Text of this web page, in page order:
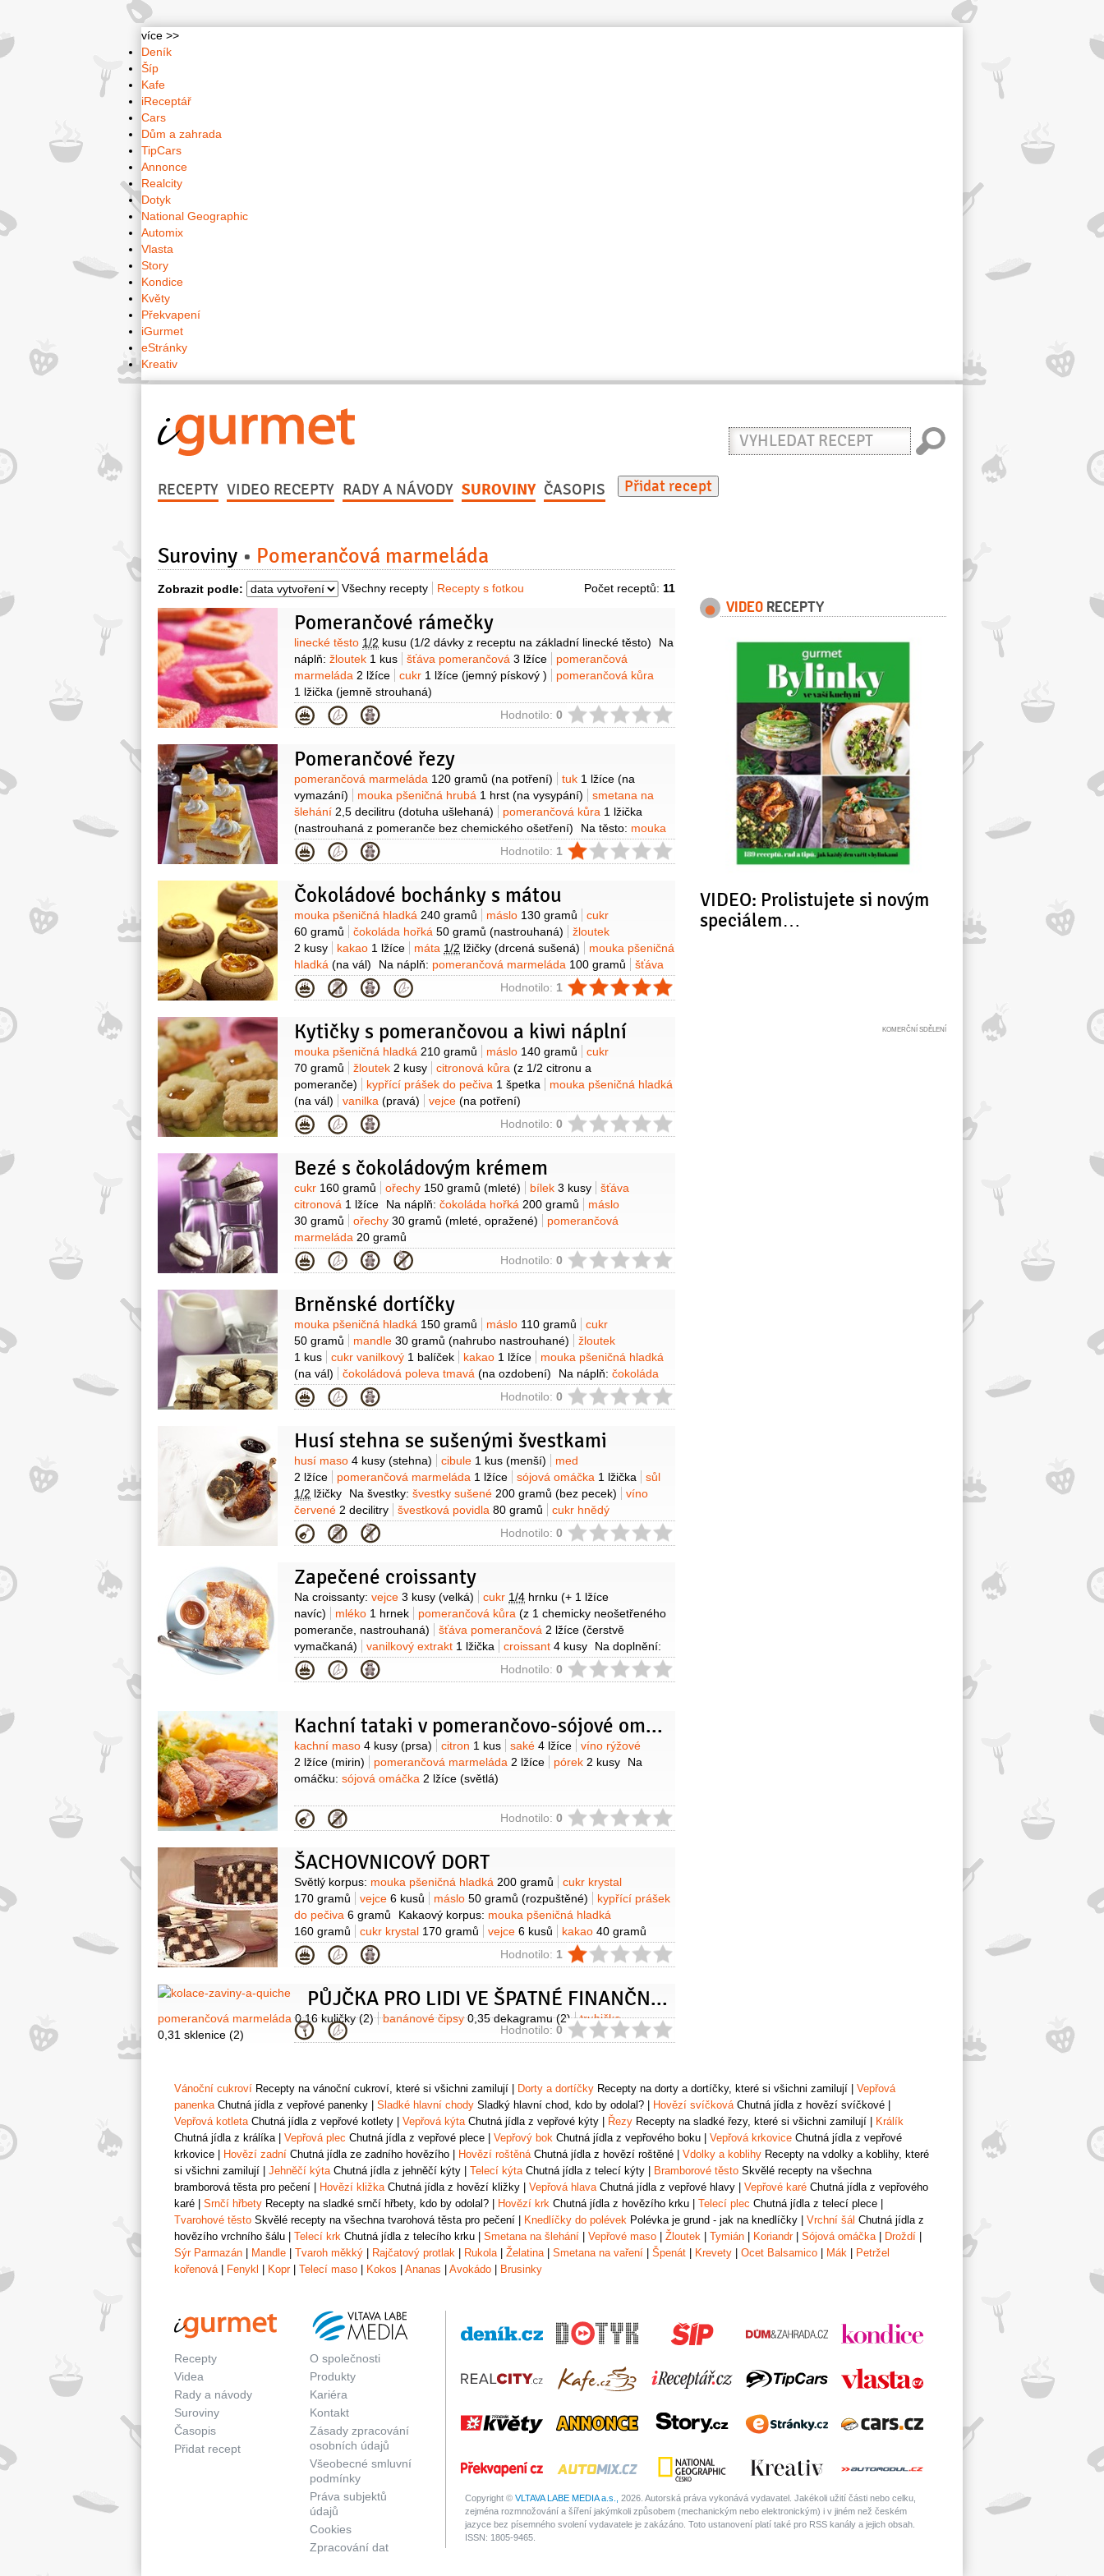
více >>
Deník
Šíp
Kafe
iReceptář
Cars
Dům a zahrada
TipCars
Annonce
Realcity
Dotyk
National Geographic
Automix
Vlasta
Story
Kondice
Květy
Překvapení
iGurmet
eStránky
Kreativ
Vyhledat
recept
RECEPTY VIDEO RECEPTY RADY A NÁVODY SUROVINY ČASOPIS Přidat recept
Suroviny Pomerančová marmeláda
Zobrazit podle: Všechny recepty Recepty s fotkou Počet receptů: 11
Pomerančové rámečky
Suroviny
linecké těsto 1/2 kusu (1/2 dávky z receptu na základní linecké těsto)
Na
náplň: žloutek 1 kus šťáva pomerančová 3 lžíce
pomerančová
marmeláda 2 lžíce cukr 1 lžíce (jemný pískový )
pomerančová kůra
1 lžička (jemně strouhaná)
Kategorie Hodnotilo: 0
Pomerančové řezy
Suroviny
pomerančová marmeláda 120 gramů (na potření) tuk 1 lžíce (na
vymazání)
mouka pšeničná hrubá 1 hrst (na vysypání)
smetana na
šlehání 2,5 decilitru (dotuha ušlehaná) pomerančová kůra 1 lžička
(nastrouhaná z pomeranče bez chemického ošetření)
Na těsto: mouka
pšeničná polohrubá
1 hrnek ( pískový)
olej
1,8 decilitru
vejce4 kusy cukr vanilkový1 balení
kypřící prášek do
)
cukr moučkový180 gramů pudinkový prášek vanilkový
1 lžíce
(pomerančový, nebo rum) Na rosol:
džus pomerančový
5 decilitrů
cukr moučkový 60 gramů želatina 1,5 balení (mletá )
Kategorie Hodnotilo: 1
Čokoládové bochánky s mátou
Suroviny
mouka pšeničná hladká 240 gramů máslo 130 gramů
cukr
60 gramů
čokoláda hořká 50 gramů (nastrouhaná)
žloutek
2 kusy
kakao 1 lžíce máta 1/2 lžičky (drcená sušená)
mouka pšeničná
hladká (na vál) Na náplň: pomerančová marmeláda 100 gramů
šťáva
pomerančová3 lžíce cukr pomerančová kůra1 lžíce (nakrájená
na delší proužky)
Kategorie Hodnotilo: 1
Kytičky s pomerančovou a kiwi náplní
Suroviny
mouka pšeničná hladká 210 gramů máslo 140 gramů
cukr
70 gramů
žloutek 2 kusy citronová kůra (z 1/2 citronu a
pomeranče)
kypřící prášek do pečiva 1 špetka
mouka pšeničná hladká
(na vál)
vanilka (pravá) vejce (na potření)
Kategorie Hodnotilo: 0
Bezé s čokoládovým krémem
Suroviny
cukr 160 gramů ořechy 150 gramů (mleté) bílek 3 kusy
šťáva
citronová 1 lžíce Na náplň: čokoláda hořká 200 gramů
máslo
30 gramů
ořechy 30 gramů (mleté, opražené)
pomerančová
marmeláda 20 gramů
Kategorie Hodnotilo: 0
Brněnské dortíčky
Suroviny
mouka pšeničná hladká 150 gramů máslo 110 gramů
cukr
50 gramů
mandle 30 gramů (nahrubo nastrouhané)
žloutek
1 kus
cukr vanilkový 1 balíček kakao 1 lžíce
mouka pšeničná hladká
(na vál)
čokoládová poleva tmavá (na ozdobení) Na náplň: čokoláda
hořká
40 gramů pomerančová marmeláda 1 lžíce máslo1 lžička
Kategorie Hodnotilo: 0
Husí stehna se sušenými švestkami
Suroviny
husí maso 4 kusy (stehna) cibule 1 kus (menší)
med
2 lžíce
pomerančová marmeláda 1 lžíce sójová omáčka 1 lžička
sůl
1/2 lžičky Na švestky: švestky sušené 200 gramů (bez pecek)
víno
červené 2 decilitry švestková povidla 80 gramů
cukr hnědý
1 lžíce
pepř1 lžička skořice(celá, kousek)
hřebíček
5 kusů
badyán1 kus pomerančová kůra1 špetka (nastrouhaná) Na
(nakrájené)
mák100 gramů mrkev
2/3
decilitru cukr hnědý 1 lžíce olej olivový 1 lžíce sůl1 špetka
(na pečení)
Kategorie Hodnotilo: 0
Zapečené croissanty
Suroviny
Na croissanty: vejce 3 kusy (velká) cukr 1/4 hrnku (+ 1 lžíce
navíc)
mléko 1 hrnek pomerančová kůra (z 1 chemicky neošetřeného
pomeranče, nastrouhaná)
šťáva pomerančová 2 lžíce (čerstvě
vymačkaná)
vanilkový extrakt 1 lžička croissant 4 kusy
Na doplnění:
pomerančová marmeláda
voda 1/4 hrnku
Kategorie Hodnotilo: 0
Kachní tataki v pomerančovo-sójové omáčce
Suroviny
kachní maso 4 kusy (prsa) citron 1 kus saké 4 lžíce
víno rýžové
2 lžíce (mirin) pomerančová marmeláda 2 lžíce pórek 2 kusy
Na
omáčku: sójová omáčka 2 lžíce (světlá)
Kategorie Hodnotilo: 0
ŠACHOVNICOVÝ DORT
Suroviny
Světlý korpus: mouka pšeničná hladká 200 gramů
cukr krystal
170 gramů
vejce 6 kusů máslo 50 gramů (rozpuštěné)
kypřící prášek
do pečiva 6 gramů Kakaový korpus: mouka pšeničná hladká
160 gramů
cukr krystal 170 gramů vejce 6 kusů kakao 40 gramů
(holandské)
kypřící prášek do pečiva 6 gramů máslo50 gramů
(rozpuštěné)
Ganache: čokoláda hořká500 gramů (63%)
smetana na
600 gramů
voda(horká na rozředění) pomerančová kůra(z 1
pomeranče)
cukr krystal 50 gramů čokoláda hořká 100 gramů
Kategorie Hodnotilo: 1
PŮJČKA PRO LIDI VE ŠPATNÉ FINANČNÍ SITUACI.
Suroviny
pomerančová marmeláda0,16 kuličky (2) banánové čipsy0,35 dekagramu (2)
trubička
0,31 sklenice (2) Kategorie Hodnotilo: 0
VIDEO RECEPTY
VIDEO: Prolistujete si novým
speciálem…
Vánoční cukroví Recepty na vánoční cukroví, které si všichni zamilují Dorty a dortíčky Recepty na dorty a dortíčky, které si všichni zamilují
Vepřová
panenka Chutná jídla z vepřové panenky Sladké hlavní chody Sladký hlavní chod, kdo by odolal? Hovězí svíčková Chutná jídla z hovězí svíčkové
Vepřová kotleta Chutná jídla z vepřové kotlety Vepřová kýta Chutná jídla z vepřové kýty Řezy Recepty na sladké řezy, které si všichni zamilují
Králík
Chutná jídla z králíka
Vepřová plec Chutná jídla z vepřové plece Vepřový bok Chutná jídla z vepřového boku Vepřová krkovice Chutná jídla z vepřové
krkovice
Hovězí zadní Chutná jídla ze zadního hovězího Hovězí roštěná Chutná jídla z hovězí roštěné Vdolky a koblihy Recepty na vdolky a koblihy, které
si všichni zamilují
Jehněčí kýta Chutná jídla z jehněčí kýty Telecí kýta Chutná jídla z telecí kýty Bramborové těsto Skvělé recepty na všechna
bramborová těsta pro pečení
Hovězí kližka Chutná jídla z hovězí kližky Vepřová hlava Chutná jídla z vepřové hlavy Vepřové karé Chutná jídla z vepřového
karé
Srnčí hřbety Recepty na sladké srnčí hřbety, kdo by odolal? Hovězí krk Chutná jídla z hovězího krku Telecí plec Chutná jídla z telecí plece
Tvarohové těsto Skvělé recepty na všechna tvarohová těsta pro pečení Knedlíčky do polévek Polévka je grund - jak na knedlíčky Vrchní šál Chutná jídla z
hovězího vrchního šálu
Telecí krk Chutná jídla z telecího krku Smetana na šlehání Vepřové maso Žloutek Tymián Koriandr| Sójová omáčka Droždí
Sýr Parmazán
Mandle Tvaroh měkký Rajčatový protlak Rukola Želatina Smetana na vaření Špenát Krevety Ocet Balsamico Mák
Petržel
kořenová
Fenykl Kopr| Telecí maso Kokos Ananas Avokádo Brusinky
Recepty
Videa
Rady a návody
Suroviny
Časopis
Přidat recept
O společnosti
Produkty
Kariéra
Kontakt
Zásady zpracování
osobních údajů
Všeobecné smluvní
podmínky
Práva subjektů
údajů
Cookies
Zpracování dat
Copyright © VLTAVA LABE MEDIA a.s.,
2026. Autorská práva vykonává vydavatel. Jakékoli užití části nebo celku,
zejména rozmnožování a šíření jakýmkoli způsobem (mechanickým nebo elektronickým) i v jiném než českém
jazyce bez písemného svolení vydavatele je zakázáno. Toto ustanovení platí také pro RSS kanály a jejich obsah.
ISSN: 1805-9465.